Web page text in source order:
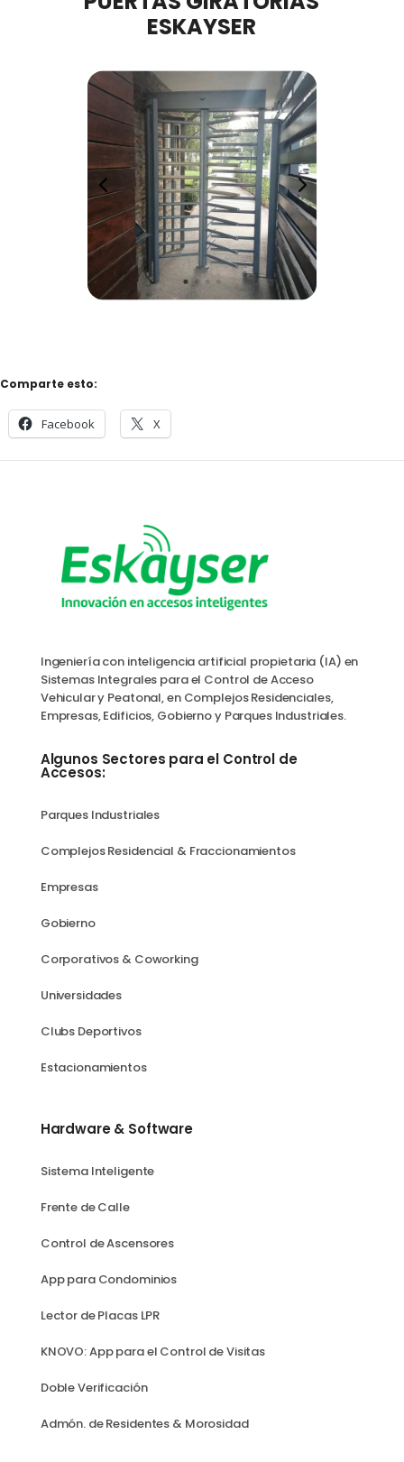
ESKAYSER
Comparte esto:
Facebook X
Ingeniería con inteligencia artificial propietaria (IA) en
Sistemas Integrales para el Control de Acceso
Vehicular y Peatonal, en Complejos Residenciales,
Empresas, Edificios, Gobierno y Parques Industriales.
Algunos Sectores para el Control de
Accesos:
Parques Industriales
Complejos Residencial & Fraccionamientos
Empresas
Gobierno
Corporativos & Coworking
Universidades
Clubs Deportivos
Estacionamientos
Hardware & Software
Sistema Inteligente
Frente de Calle
Control de Ascensores
App para Condominios
Lector de Placas LPR
KNOVO: App para el Control de Visitas
Doble Verificación
Admón. de Residentes & Morosidad